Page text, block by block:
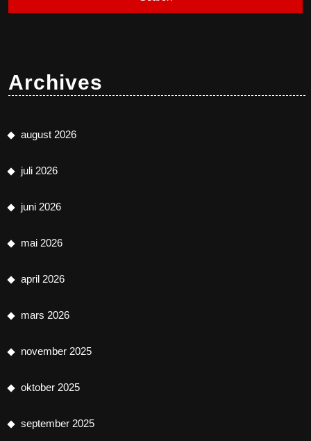
Archives
august 2026
juli 2026
juni 2026
mai 2026
april 2026
mars 2026
november 2025
oktober 2025
september 2025